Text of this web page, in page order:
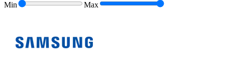
Min
Max